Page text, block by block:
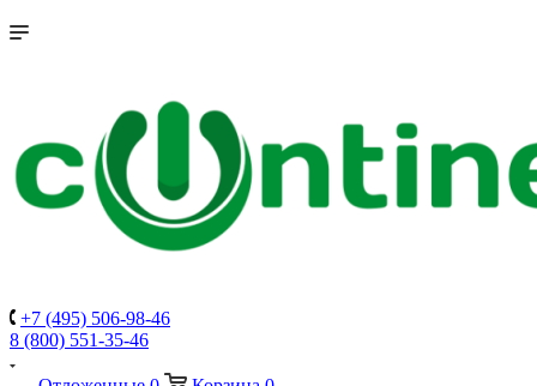
+7 (495) 506-98-46
8 (800) 551-35-46